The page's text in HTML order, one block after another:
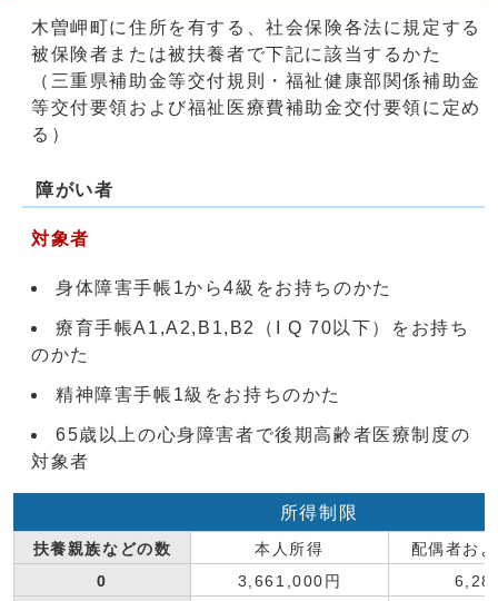
木曽岬町に住所を有する、社会保険各法に規定する
被保険者または被扶養者で下記に該当するかた
（三重県補助金等交付規則・福祉健康部関係補助金
等交付要領および福祉医療費補助金交付要領に定め
る）
障がい者
対象者
身体障害手帳1から4級をお持ちのかた
療育手帳A1,A2,B1,B2（I Q 70以下）をお持ち
のかた
精神障害手帳1級をお持ちのかた
65歳以上の心身障害者で後期高齢者医療制度の
対象者
所得制限
扶養親族などの数 本人所得
配偶者お
0
3,661,000円